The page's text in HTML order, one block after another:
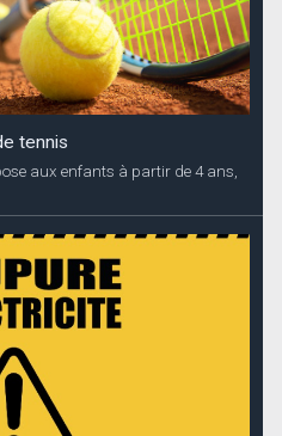
tennis
aux enfants à partir de 4 ans,